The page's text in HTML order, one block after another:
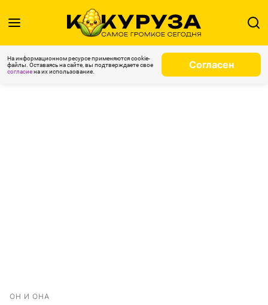
На информационном ресурсе применяются cookie-
файлы. Оставаясь на сайте, вы подтверждаете свое
согласиена их использование.
Согласен
ОН И ОНА